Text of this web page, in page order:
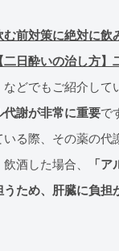
む前対策に絶対に
【二日酔いの治し方
などでもご紹介して
謝が非常に重要で
る際、その薬の代
酒した場合、
「
うため、肝臓に負担